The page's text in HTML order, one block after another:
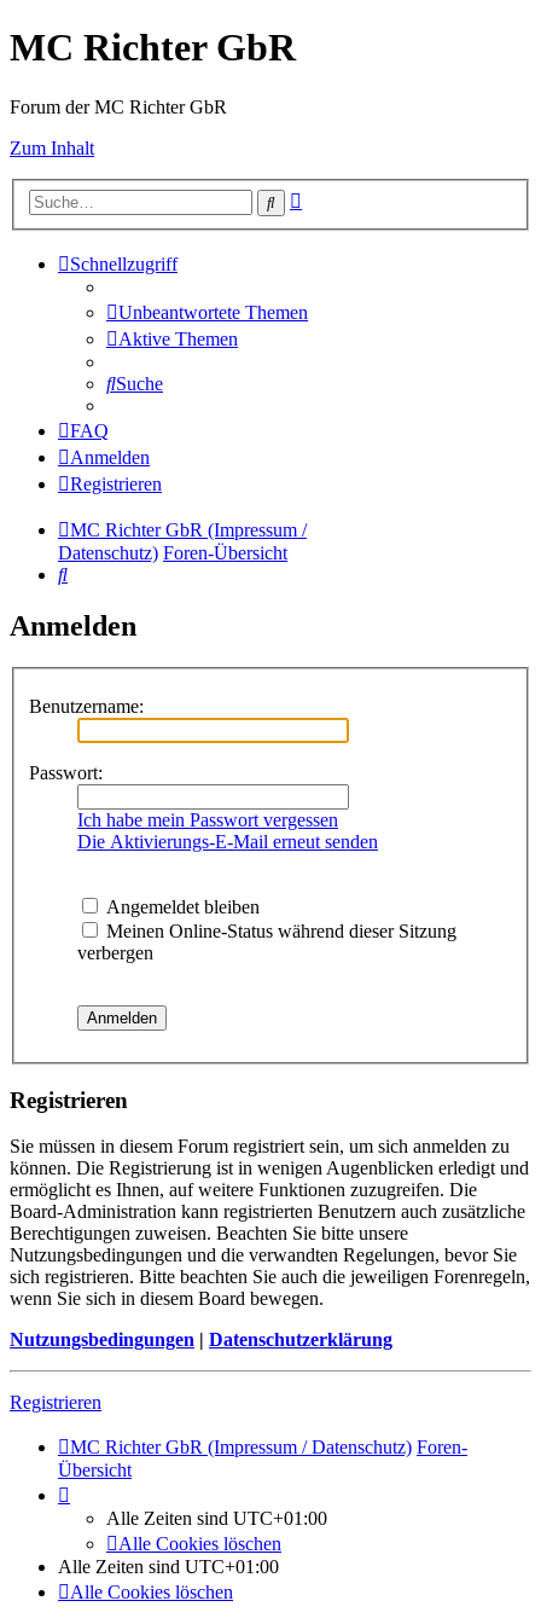
MC Richter GbR
Forum der MC Richter GbR
Zum Inhalt
Suche
Schnellzugriff
Unbeantwortete Themen
Aktive Themen
Suche
FAQ
Anmelden
Registrieren
MC Richter GbR (Impressum /
Datenschutz) Foren-Übersicht
Suche
Anmelden
Benutzername:
Passwort:
Ich habe mein Passwort vergessen
Die Aktivierungs-E-Mail erneut senden
Angemeldet bleiben
Meinen Online-Status während dieser Sitzung
verbergen
Registrieren
Sie müssen in diesem Forum registriert sein, um sich anmelden zu
können. Die Registrierung ist in wenigen Augenblicken erledigt und
ermöglicht es Ihnen, auf weitere Funktionen zuzugreifen. Die
Board-Administration kann registrierten Benutzern auch zusätzliche
Berechtigungen zuweisen. Beachten Sie bitte unsere
Nutzungsbedingungen und die verwandten Regelungen, bevor Sie
sich registrieren. Bitte beachten Sie auch die jeweiligen Forenregeln,
wenn Sie sich in diesem Board bewegen.
Nutzungsbedingungen | Datenschutzerklärung
Registrieren
MC Richter GbR (Impressum / Datenschutz) Foren-
Übersicht
Alle Zeiten sind UTC+01:00
Alle Cookies löschen
Alle Zeiten sind UTC+01:00
Alle Cookies löschen